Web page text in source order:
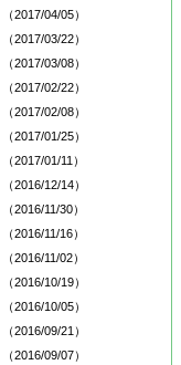
（2017/04/05）
（2017/03/22）
（2017/03/08）
（2017/02/22）
（2017/02/08）
（2017/01/25）
（2017/01/11）
（2016/12/14）
（2016/11/30）
（2016/11/16）
（2016/11/02）
（2016/10/19）
（2016/10/05）
（2016/09/21）
（2016/09/07）